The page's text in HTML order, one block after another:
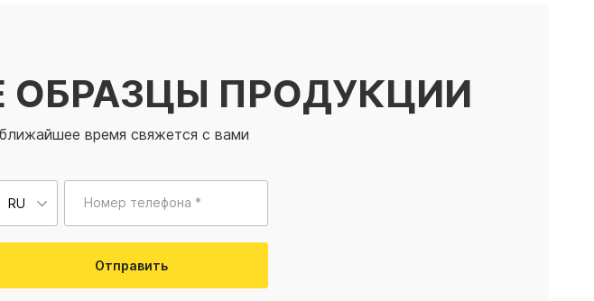
ОБРАЗЦЫ ПРОДУКЦИИ
время свяжется с вами
Номер телефона *
Отправить